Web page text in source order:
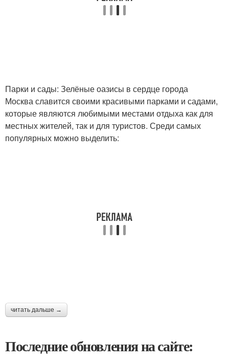
Парки и сады: Зелёные оазисы в сердце города
Москва славится своими красивыми парками и садами,
которые являются любимыми местами отдыха как для
местных жителей, так и для туристов. Среди самых
популярных можно выделить:
читать дальше →
Последние обновления на сайте: